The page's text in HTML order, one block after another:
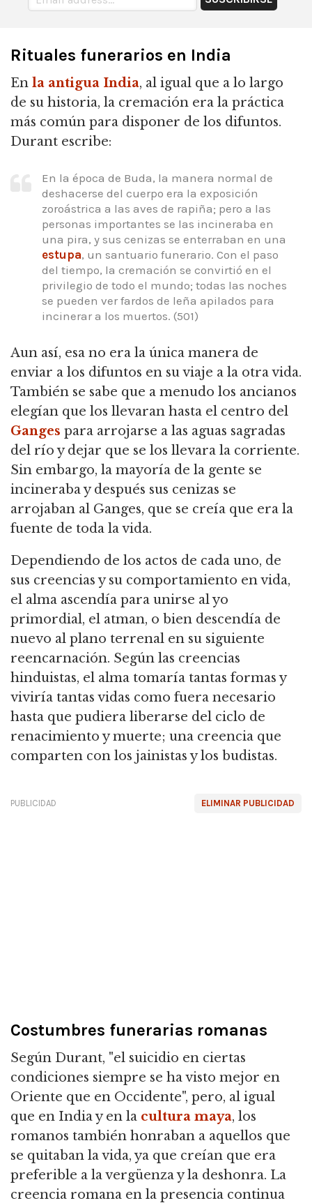
Rituales funerarios en India
En la antigua India, al igual que a lo largo
de su historia, la cremación era la práctica
más común para disponer de los difuntos.
Durant escribe:
En la época de Buda, la manera normal de
deshacerse del cuerpo era la exposición
zoroástrica a las aves de rapiña; pero a las
personas importantes se las incineraba en
una pira, y sus cenizas se enterraban en una
estupa, un santuario funerario. Con el paso
del tiempo, la cremación se convirtió en el
privilegio de todo el mundo; todas las noches
se pueden ver fardos de leña apilados para
incinerar a los muertos. (501)
Aun así, esa no era la única manera de
enviar a los difuntos en su viaje a la otra vida.
También se sabe que a menudo los ancianos
elegían que los llevaran hasta el centro del
Ganges para arrojarse a las aguas sagradas
del río y dejar que se los llevara la corriente.
Sin embargo, la mayoría de la gente se
incineraba y después sus cenizas se
arrojaban al Ganges, que se creía que era la
fuente de toda la vida.
Dependiendo de los actos de cada uno, de
sus creencias y su comportamiento en vida,
el alma ascendía para unirse al yo
primordial, el atman, o bien descendía de
nuevo al plano terrenal en su siguiente
reencarnación. Según las creencias
hinduistas, el alma tomaría tantas formas y
viviría tantas vidas como fuera necesario
hasta que pudiera liberarse del ciclo de
renacimiento y muerte; una creencia que
comparten con los jainistas y los budistas.
ELIMINAR PUBLICIDAD
PUBLICIDAD
Costumbres funerarias romanas
Según Durant, "el suicidio en ciertas
condiciones siempre se ha visto mejor en
Oriente que en Occidente", pero, al igual
que en India y en la cultura maya, los
romanos también honraban a aquellos que
se quitaban la vida, ya que creían que era
preferible a la vergüenza y la deshonra. La
creencia romana en la presencia continua